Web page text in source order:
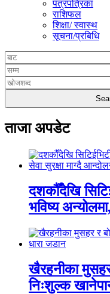
पत्रपत्रिका
राशिफल
शिक्षा/ स्वास्थ
सूचना/प्रबिधि
ताजा अपडेट
दशकौँदेखि
भविष्य
खैरहनीका
निःशुल्क